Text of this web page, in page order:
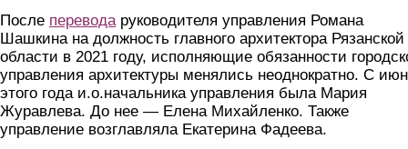
После перевода руководителя управления Романа
Шашкина на должность главного архитектора Рязанской
области в 2021 году, исполняющие обязанности
управления архитектуры менялись неоднократно. С
этого года и.о.начальника управления была Мария
Журавлева. До нее — Елена Михайленко. Также
управление возглавляла Екатерина Фадеева.